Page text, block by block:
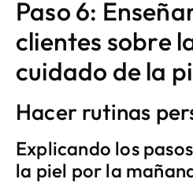
Paso 6:
clientes sobre
cuidado de la
Hacer rutinas
Explicando los
la piel por la